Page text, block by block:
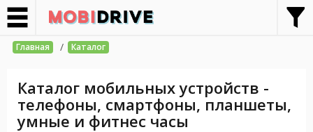
Главная / Каталог
Каталог мобильных устройств -
телефоны, смартфоны, планшеты,
умные и фитнес часы